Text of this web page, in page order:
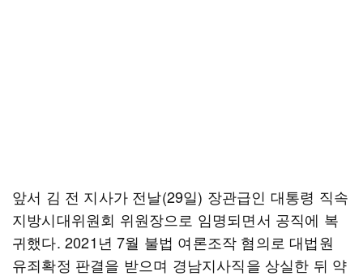
앞서 김 전 지사가 전날(29일) 장관급인 대통령 직속
지방시대위원회 위원장으로 임명되면서 공직에 복
귀했다. 2021년 7월 불법 여론조작 혐의로 대법원
유죄확정 판결을 받으며 경남지사직을 상실한 뒤 약